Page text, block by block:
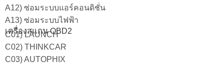
A12) ซ่อมระบบแอร์คอนดิชั่น
A13) ซ่อมระบบไฟฟ้า
เครื่องสแกน OBD2
C01) LAUNCH
C02) THINKCAR
C03) AUTOPHIX